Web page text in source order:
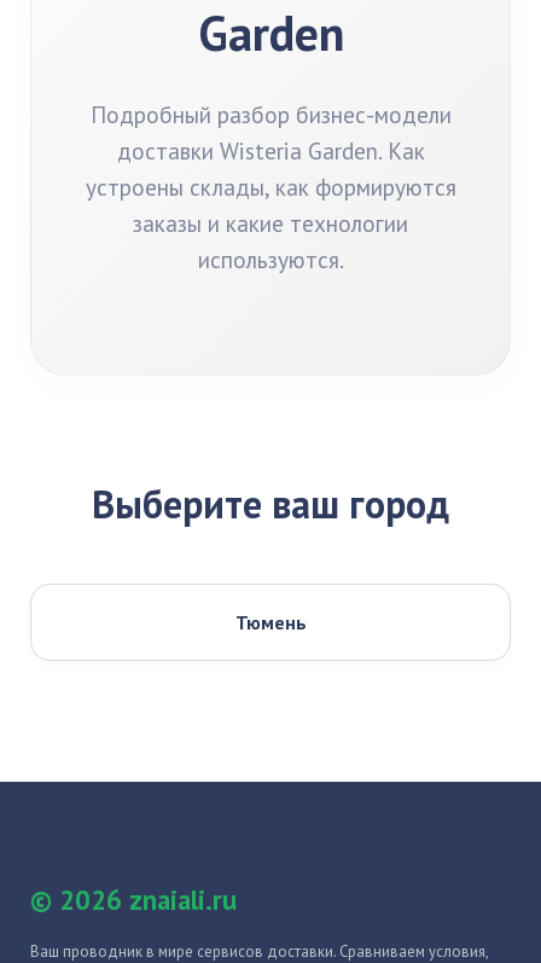
Garden
Подробный разбор бизнес-модели
доставки Wisteria Garden. Как
устроены склады, как формируются
заказы и какие технологии
используются.
Выберите ваш город
Тюмень
© 2026 znaiali.ru
Ваш проводник в мире сервисов доставки. Сравниваем условия,